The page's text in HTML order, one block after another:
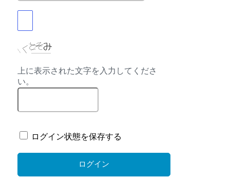
上に表示された文字を入力してくださ
い。
ログイン状態を保存する